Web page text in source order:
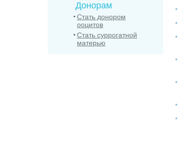
Донорам
Стать донором
ооцитов
Стать суррогатной
матерью